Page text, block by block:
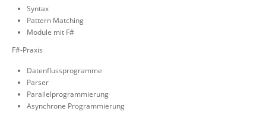
Syntax
Pattern Matching
Module mit F#
F#-Praxis
Datenflussprogramme
Parser
Parallelprogrammierung
Asynchrone Programmierung